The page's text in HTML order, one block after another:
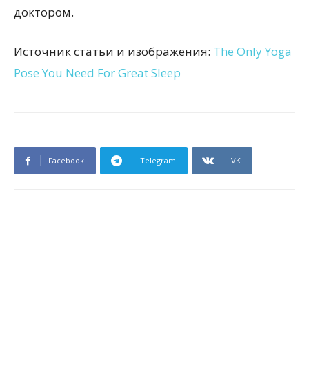
доктором.
Источник статьи и изображения: The Only Yoga
Pose You Need For Great Sleep
Facebook Telegram VK